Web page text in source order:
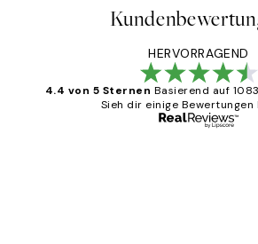
HERVORRAGEND
4.4 von 5 Sternen Basierend auf
Sieh dir einige Bewertungen